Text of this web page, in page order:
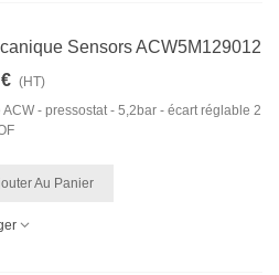
Sensors ACW5M129012
(HT)
ACW - pressostat - 5,2bar - écart réglable 2
Au Panier